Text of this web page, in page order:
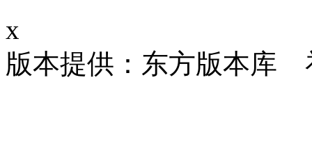
x
版本提供：东方版本库